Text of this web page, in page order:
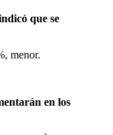
que se
menor.
en los